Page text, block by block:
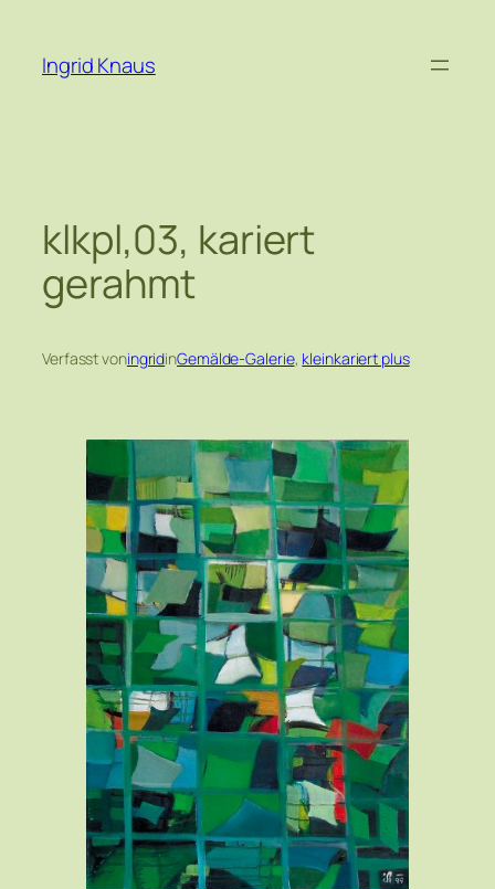
springen
Ingrid Knaus
klkpl,03, kariert
gerahmt
Verfasst voningridinGemälde-Galerie, kleinkariert plus